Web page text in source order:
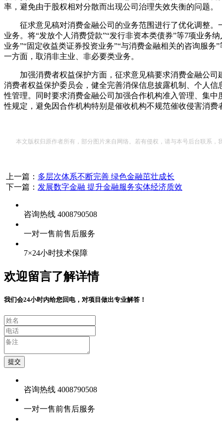
率，避免由于股权相对分散而出现公司治理失效失衡的问题。
征求意见稿对消费金融公司的业务范围进行了优化调整。
业务。将“发放个人消费贷款”“发行非资本类债券”等7项业务
业务”“固定收益类证券投资业务”“与消费金融相关的咨询服务
一方面，取消非主业、非必要类业务。
加强消费者权益保护方面，征求意见稿要求消费金融公司
消费者权益保护委员会，健全完善消保信息披露机制、个人信
性管理。同时要求消费金融公司加强合作机构准入管理、集中
性规定，避免因合作机构特别是催收机构不规范催收侵害消费
本文版权归原作者所有，部分图片来自网络。若有侵权，请与本号后台联系，
上一篇： 多层次体系不断完善 绿色金融茁壮成长
下一篇： 发展数字金融 提升金融服务实体经济质效
咨询热线 4008790508
一对一售前售后服务
7×24小时技术保障
欢迎留言了解详情
我们会24小时内给您回电，对项目做出专业解答！
提交
咨询热线 4008790508
一对一售前售后服务